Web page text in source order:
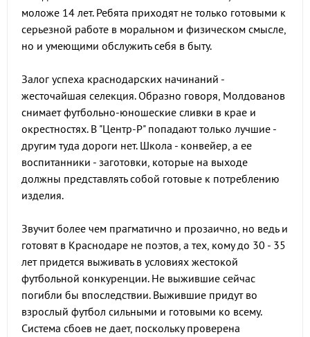
моложе 14 лет. Ребята приходят не только готовыми к
серьезной работе в моральном и физическом смысле,
но и умеющими обслужить себя в быту.
Залог успеха краснодарских начинаний -
жесточайшая селекция. Образно говоря, Молдованов
снимает футбольно-юношеские сливки в крае и
окрестностях. В "Центр-Р" попадают только лучшие -
другим туда дороги нет. Школа - конвейер, а ее
воспитанники - заготовки, которые на выходе
должны представлять собой готовые к потреблению
изделия.
Звучит более чем прагматично и прозаично, но ведь и
готовят в Краснодаре не поэтов, а тех, кому до 30 - 35
лет придется выживать в условиях жестокой
футбольной конкуренции. Не выжившие сейчас
погибли бы впоследствии. Выжившие придут во
взрослый футбол сильными и готовыми ко всему.
Система сбоев не дает, поскольку проверена